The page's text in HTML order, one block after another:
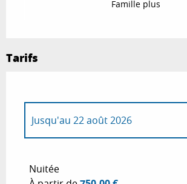
Famille plus
Tarifs
Jusqu'au 22 août 2026
Nuitée